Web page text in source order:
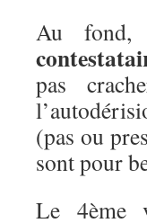
Au fond,
pas
(pas ou
sont pour
Le 4ème